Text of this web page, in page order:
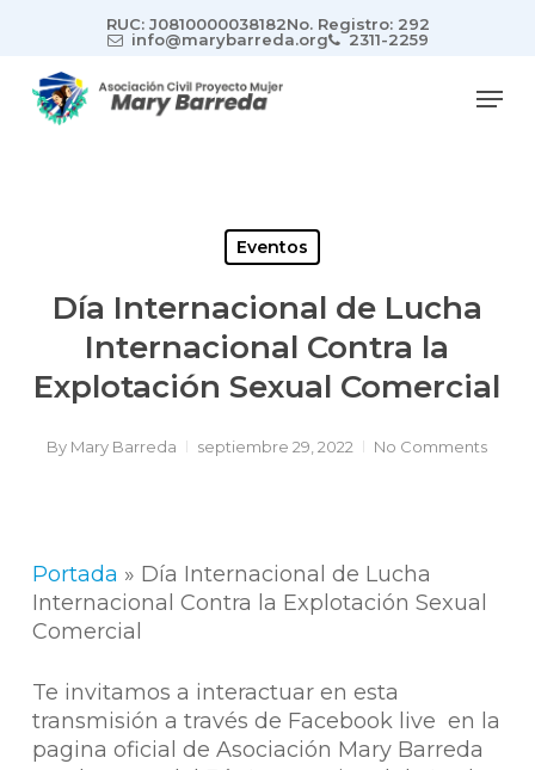
main
content
RUC: J0810000038182No. Registro: 292
info@marybarreda.org
2311-2259
Eventos
Día Internacional de Lucha
Internacional Contra la
Explotación Sexual Comercial
By Mary Barreda septiembre 29, 2022 No Comments
Portada » Día Internacional de Lucha
Internacional Contra la Explotación Sexual
Comercial
Te invitamos a interactuar en esta
transmisión a través de Facebook live en la
pagina oficial de Asociación Mary Barreda